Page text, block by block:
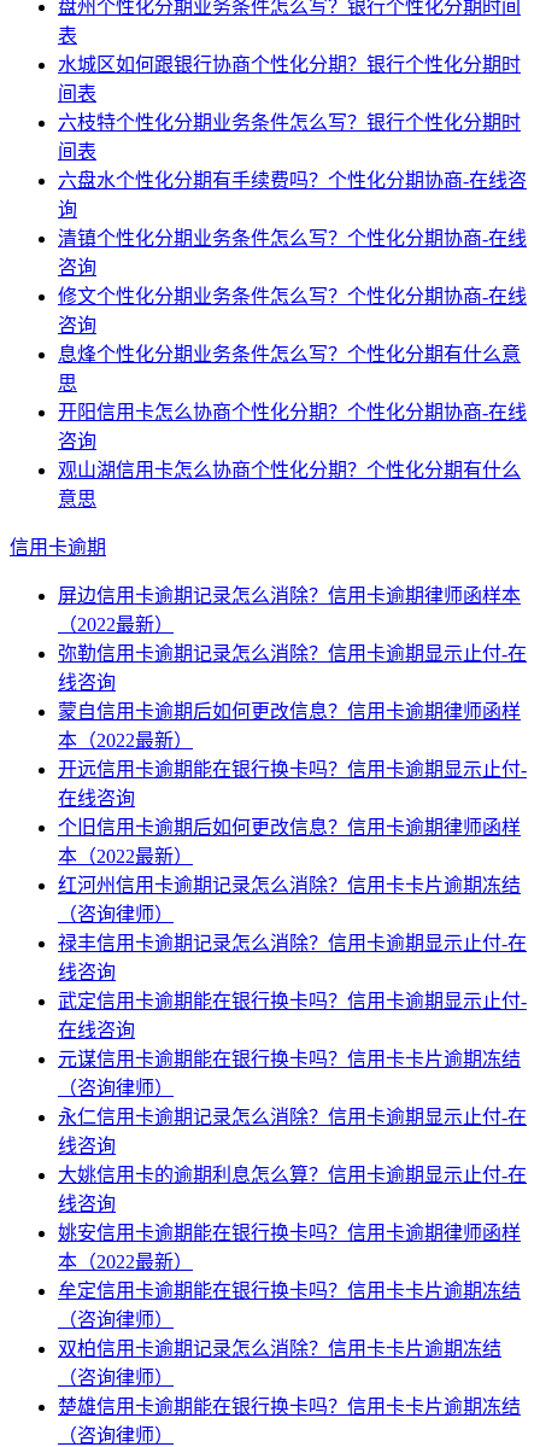
盘州个性化分期业务条件怎么写？银行个性化分期时间
表
水城区如何跟银行协商个性化分期？银行个性化分期时
间表
六枝特个性化分期业务条件怎么写？银行个性化分期时
间表
六盘水个性化分期有手续费吗？个性化分期协商-在线咨
询
清镇个性化分期业务条件怎么写？个性化分期协商-在线
咨询
修文个性化分期业务条件怎么写？个性化分期协商-在线
咨询
息烽个性化分期业务条件怎么写？个性化分期有什么意
思
开阳信用卡怎么协商个性化分期？个性化分期协商-在线
咨询
观山湖信用卡怎么协商个性化分期？个性化分期有什么
意思
信用卡逾期
屏边信用卡逾期记录怎么消除？信用卡逾期律师函样本
（2022最新）
弥勒信用卡逾期记录怎么消除？信用卡逾期显示止付-在
线咨询
蒙自信用卡逾期后如何更改信息？信用卡逾期律师函样
本（2022最新）
开远信用卡逾期能在银行换卡吗？信用卡逾期显示止付-
在线咨询
个旧信用卡逾期后如何更改信息？信用卡逾期律师函样
本（2022最新）
红河州信用卡逾期记录怎么消除？信用卡卡片逾期冻结
（咨询律师）
禄丰信用卡逾期记录怎么消除？信用卡逾期显示止付-在
线咨询
武定信用卡逾期能在银行换卡吗？信用卡逾期显示止付-
在线咨询
元谋信用卡逾期能在银行换卡吗？信用卡卡片逾期冻结
（咨询律师）
永仁信用卡逾期记录怎么消除？信用卡逾期显示止付-在
线咨询
大姚信用卡的逾期利息怎么算？信用卡逾期显示止付-在
线咨询
姚安信用卡逾期能在银行换卡吗？信用卡逾期律师函样
本（2022最新）
牟定信用卡逾期能在银行换卡吗？信用卡卡片逾期冻结
（咨询律师）
双柏信用卡逾期记录怎么消除？信用卡卡片逾期冻结
（咨询律师）
楚雄信用卡逾期能在银行换卡吗？信用卡卡片逾期冻结
（咨询律师）